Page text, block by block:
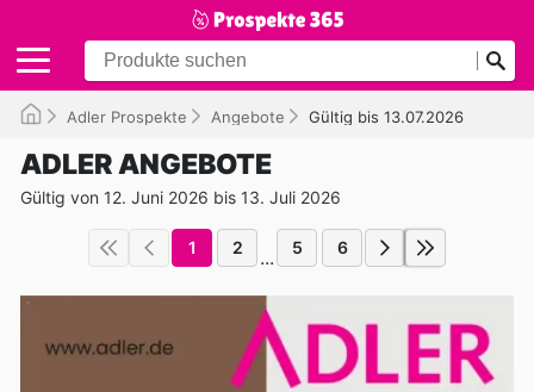
Adler Prospekte Angebote Gültig bis 13.07.2026
ADLER ANGEBOTE
Gültig von 12. Juni 2026 bis 13. Juli 2026
1 2 ... 5 6